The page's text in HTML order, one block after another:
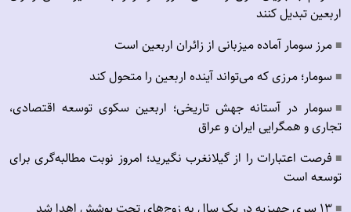
اربعین تبدیل کنند
■ مرز سومار آماده میزبانی از زائران اربعین است
■ سومار؛ مرزی که می‌تواند آینده اربعین را متحول کند
■ سومار در آستانه جهش تاریخی؛ اربعین سکوی توسعه اقتصادی،
تجاری و همگرایی ایران و عراق
■ فرصت اعتبارات را از گیلانغرب نگیرید؛ امروز نوبت مطالبه‌گری برای
توسعه است